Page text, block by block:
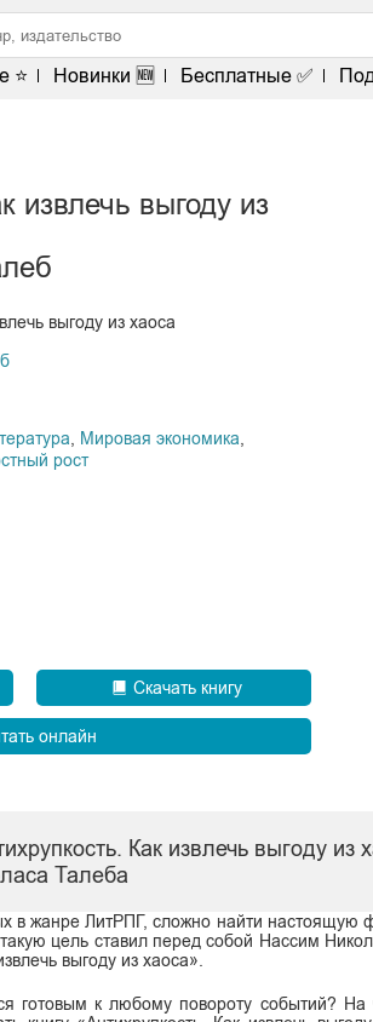
⭐ Новинки 🆕 Бесплатные ✅
извлечь выгоду из
выгоду из хаоса
Мировая экономика
рост
Скачать книгу
онлайн
Как извлечь выгоду из
Талеба
в жанре ЛитРПГ, сложно найти настоящую
цель ставил перед собой Нассим
выгоду из хаоса».
готовым к любому повороту событий? На